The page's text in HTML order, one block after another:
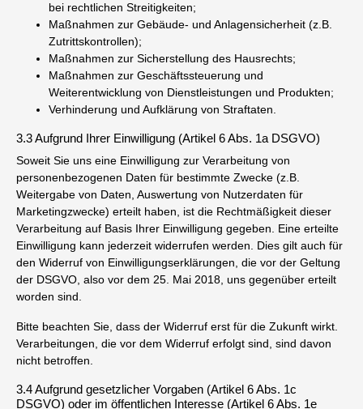
bei rechtlichen Streitigkeiten;
Maßnahmen zur Gebäude- und Anlagensicherheit (z.B.
Zutrittskontrollen);
Maßnahmen zur Sicherstellung des Hausrechts;
Maßnahmen zur Geschäftssteuerung und
Weiterentwicklung von Dienstleistungen und Produkten;
Verhinderung und Aufklärung von Straftaten.
3.3 Aufgrund Ihrer Einwilligung (Artikel 6 Abs. 1a DSGVO)
Soweit Sie uns eine Einwilligung zur Verarbeitung von
personenbezogenen Daten für bestimmte Zwecke (z.B.
Weitergabe von Daten, Auswertung von Nutzerdaten für
Marketingzwecke) erteilt haben, ist die Rechtmäßigkeit dieser
Verarbeitung auf Basis Ihrer Einwilligung gegeben. Eine erteilte
Einwilligung kann jederzeit widerrufen werden. Dies gilt auch für
den Widerruf von Einwilligungserklärungen, die vor der Geltung
der DSGVO, also vor dem 25. Mai 2018, uns gegenüber erteilt
worden sind.
Bitte beachten Sie, dass der Widerruf erst für die Zukunft wirkt.
Verarbeitungen, die vor dem Widerruf erfolgt sind, sind davon
nicht betroffen.
3.4 Aufgrund gesetzlicher Vorgaben (Artikel 6 Abs. 1c
DSGVO) oder im öffentlichen Interesse (Artikel 6 Abs. 1e